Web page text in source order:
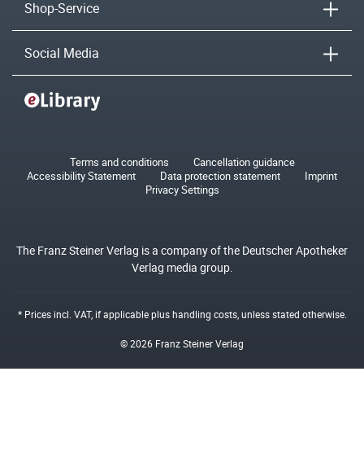
Shop-Service
Social Media
Terms and conditions
Cancellation guidance
Accessibility Statement
Data protection statement
Imprint
Privacy Settings
The Franz Steiner Verlag is a company of the Deutscher Apotheker
Verlag media group.
* Prices incl. VAT, if applicable plushandling costs, unless stated otherwise.
© 2026 Franz Steiner Verlag